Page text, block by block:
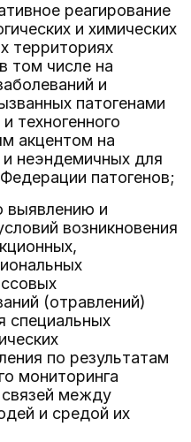
реагирование
и химических
территориях
том числе на
и
патогенами
техногенного
акцентом на
и неэндемичных для
патогенов;
выявлению и
возникновения
(отравлений)
специальных
по результатам
мониторинга
между
и средой их